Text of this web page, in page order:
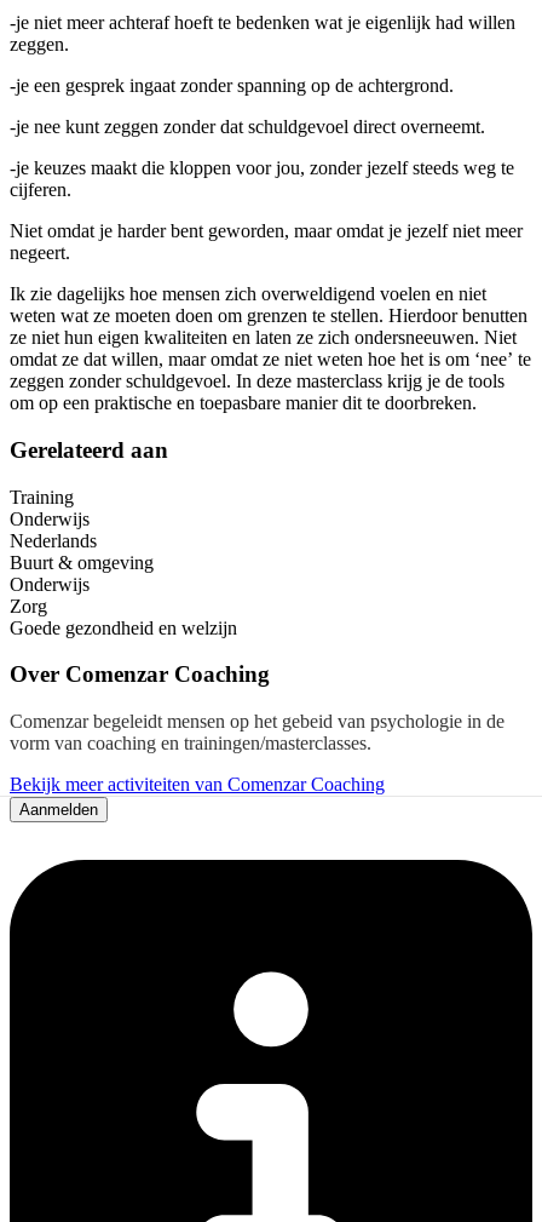
-je niet meer achteraf hoeft te bedenken wat je eigenlijk had willen
zeggen.
-je een gesprek ingaat zonder spanning op de achtergrond.
-je nee kunt zeggen zonder dat schuldgevoel direct overneemt.
-je keuzes maakt die kloppen voor jou, zonder jezelf steeds weg te
cijferen.
Niet omdat je harder bent geworden, maar omdat je jezelf niet meer
negeert.
Ik zie dagelijks hoe mensen zich overweldigend voelen en niet
weten wat ze moeten doen om grenzen te stellen. Hierdoor benutten
ze niet hun eigen kwaliteiten en laten ze zich ondersneeuwen. Niet
omdat ze dat willen, maar omdat ze niet weten hoe het is om ‘nee’ te
zeggen zonder schuldgevoel. In deze masterclass krijg je de tools
om op een praktische en toepasbare manier dit te doorbreken.
Gerelateerd aan
Training
Onderwijs
Nederlands
Buurt & omgeving
Onderwijs
Zorg
Goede gezondheid en welzijn
Over Comenzar Coaching
Comenzar begeleidt mensen op het gebeid van psychologie in de
vorm van coaching en trainingen/masterclasses.
Bekijk meer activiteiten van Comenzar Coaching
Aanmelden